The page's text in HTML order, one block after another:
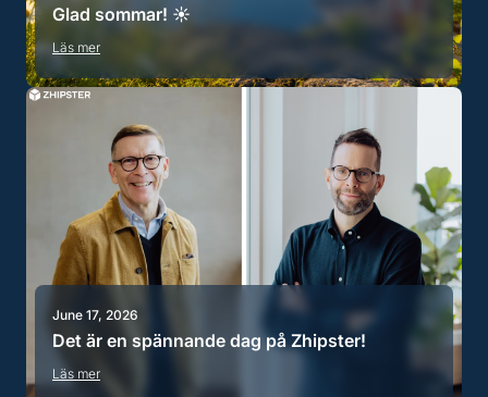
Glad sommar! ☀️
Läs mer
June 17, 2026
Det är en spännande dag på Zhipster!
Läs mer